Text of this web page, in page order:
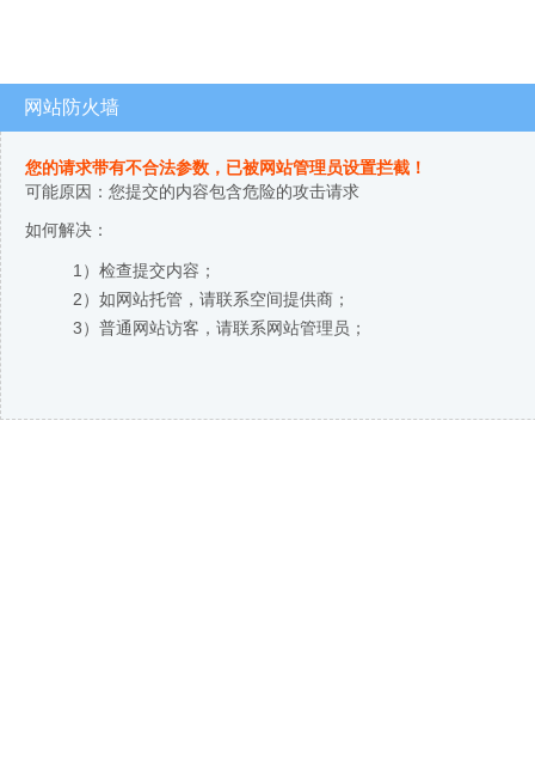
网站防火墙
您的请求带有不合法参数，已被网站管理员设置拦截！
可能原因：您提交的内容包含危险的攻击请求
如何解决：
1）检查提交内容；
2）如网站托管，请联系空间提供商；
3）普通网站访客，请联系网站管理员；